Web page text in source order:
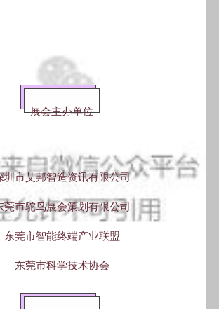
展会主办单位
圳市艾邦智造资讯有限公司
莞市鸵鸟展会策划有限公司
东莞市智能终端产业联盟
东莞市科学技术协会